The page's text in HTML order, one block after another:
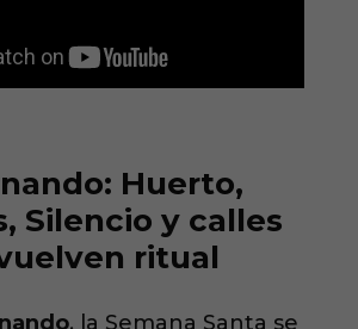
Huerto,
Silencio y calles
ritual
, la Semana Santa se